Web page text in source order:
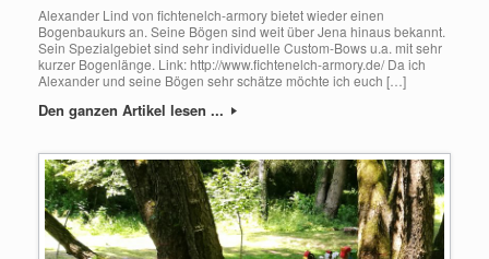
Alexander Lind von fichtenelch-armory bietet wieder einen
Bogenbaukurs an. Seine Bögen sind weit über Jena hinaus bekannt.
Sein Spezialgebiet sind sehr individuelle Custom-Bows u.a. mit sehr
kurzer Bogenlänge. Link: http://www.fichtenelch-armory.de/ Da ich
Alexander und seine Bögen sehr schätze möchte ich euch […]
Den ganzen Artikel lesen ...